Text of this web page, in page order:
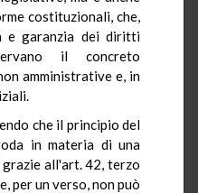
costituzionali, che,
e garanzia dei diritti
il concreto
amministrative e, in
che il principio del
in materia di una
all'art. 42, terzo
per un verso, non può